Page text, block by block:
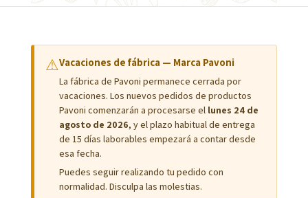
⚠Vacaciones de fábrica — Marca Pavoni
La fábrica de Pavoni permanece cerrada por
vacaciones. Los nuevos pedidos de productos
Pavoni comenzarán a procesarse el lunes 24 de
agosto de 2026, y el plazo habitual de entrega
de 15 días laborables empezará a contar desde
esa fecha.
Puedes seguir realizando tu pedido con
normalidad. Disculpa las molestias.